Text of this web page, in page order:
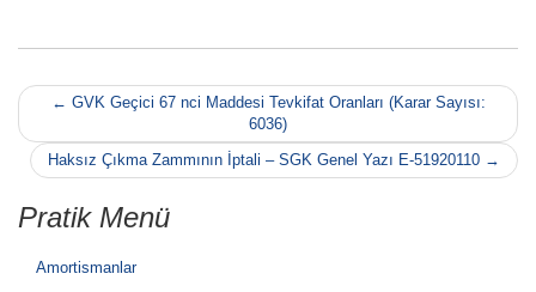
Post ← GVK Geçici 67 nci Maddesi Tevkifat Oranları (Karar Sayısı:
6036)
Haksız Çıkma Zammının İptali – SGK Genel Yazı E-51920110 →
Pratik Menü
Amortismanlar